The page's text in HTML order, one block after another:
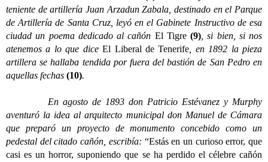
teniente de artillería Juan Arzadun Zabala, destinado en el Parque
de Artillería de Santa Cruz, leyó en el Gabinete Instructivo de esa
ciudad un poema dedicado al cañón El Tigre (9) , si bien, si nos
atenemos a lo que diceEl Liberal de Tenerife , en 1892 la pieza
artillera se hallaba tendida por fuera del bastión de San Pedro en
aquellas fechas (10).
En agosto de 1893 don Patricio Estévanez y Murphy
aventuró la idea al arquitecto municipal don Manuel de Cámara
que preparó un proyecto de monumento concebido como un
pedestal del citado cañón, escribía: “Estás en un curioso error, que
casi es un horror, suponiendo que se ha perdido el célebre cañón